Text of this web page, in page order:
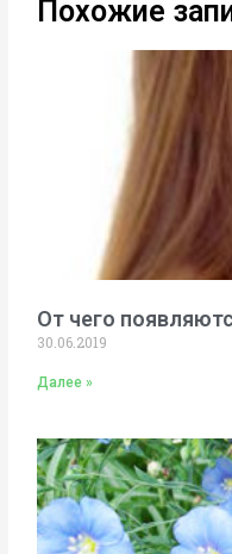
Похожие
От чего
30.06.2019
Далее »